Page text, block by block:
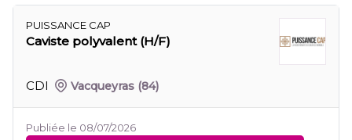
PUISSANCE CAP
Caviste polyvalent (H/F)
CDI Vacqueyras (84)
Publiée le 08/07/2026